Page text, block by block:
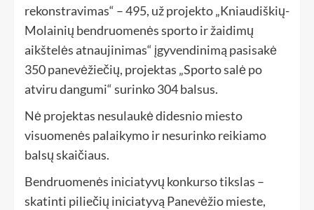
rekonstravimas“ – 495, už projekto „Kniaudiškių-
Molainių bendruomenės sporto ir žaidimų
aikštelės atnaujinimas“ įgyvendinimą pasisakė
350 panevėžiečių, projektas „Sporto salė po
atviru dangumi“ surinko 304 balsus.
Nė projektas nesulaukė didesnio miesto
visuomenės palaikymo ir nesurinko reikiamo
balsų skaičiaus.
Bendruomenės iniciatyvų konkurso tikslas –
skatinti piliečių iniciatyvą Panevėžio mieste,